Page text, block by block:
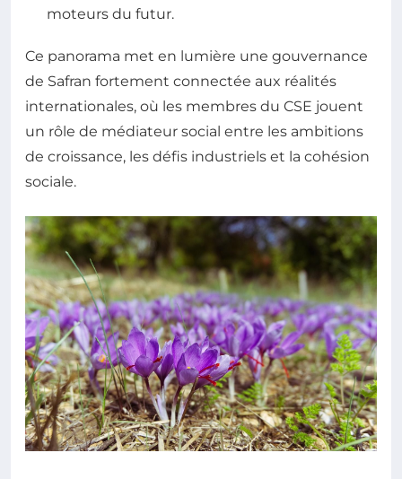
moteurs du futur.
Ce panorama met en lumière une gouvernance
de Safran fortement connectée aux réalités
internationales, où les membres du CSE jouent
un rôle de médiateur social entre les ambitions
de croissance, les défis industriels et la cohésion
sociale.